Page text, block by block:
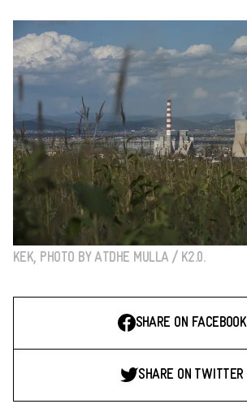
KEK, PHOTO BY ATDHE MULLA / K2.0.
SHARE ON FACEBOOK
SHARE ON TWITTER